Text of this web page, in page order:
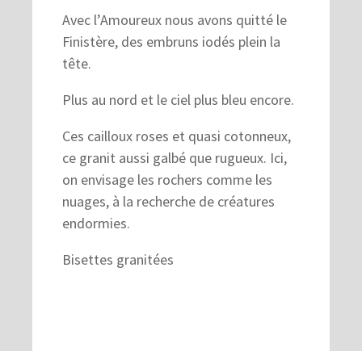
Avec l’Amoureux nous avons quitté le
Finistère, des embruns iodés plein la
tête.
Plus au nord et le ciel plus bleu encore.
Ces cailloux roses et quasi cotonneux,
ce granit aussi galbé que rugueux. Ici,
on envisage les rochers comme les
nuages, à la recherche de créatures
endormies.
Bisettes granitées